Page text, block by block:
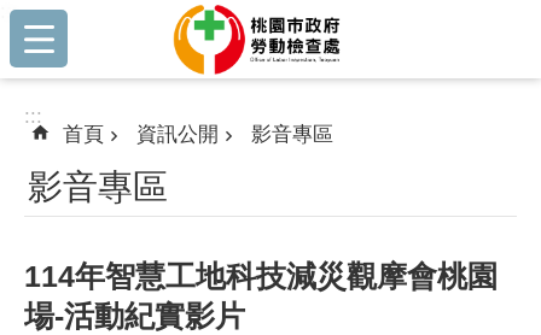
跳到主要內容區塊
:::
:::
首頁 資訊公開 影音專區
影音專區
114年智慧工地科技減災觀摩會桃園
場-活動紀實影片